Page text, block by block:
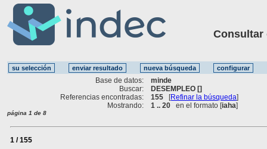
Consultar
Base de datos:
minde
Buscar:
DESEMPLEO []
Referencias encontradas:
155 [Refinar la búsqueda]
Mostrando:
1 .. 20 en el formato [iaha]
página 1 de 8
1 / 155